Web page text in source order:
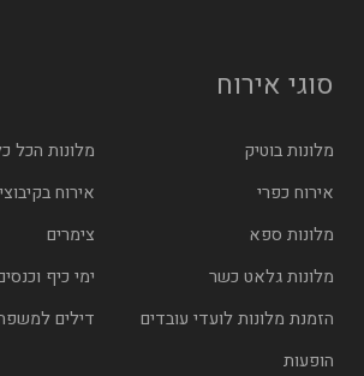
סוגי אירוח
מלונות בוטיק
מלונות הכל
אירוח כפרי
אירוח
מלונות ספא
צימרים
מלונות גלאט כשר
ימי כיף
הזמנת מלונות לועדי עובדים
דילים
הופעות